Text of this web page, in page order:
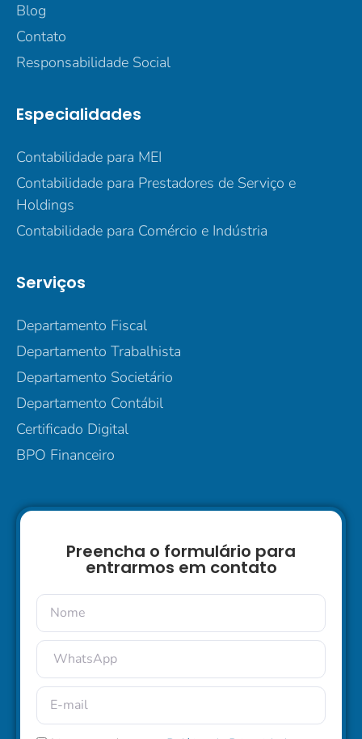
Blog
Contato
Responsabilidade Social
Especialidades
Contabilidade para MEI
Contabilidade para Prestadores de Serviço e
Holdings
Contabilidade para Comércio e Indústria
Serviços
Departamento Fiscal
Departamento Trabalhista
Departamento Societário
Departamento Contábil
Certificado Digital
BPO Financeiro
Preencha o formulário para
entrarmos em contato